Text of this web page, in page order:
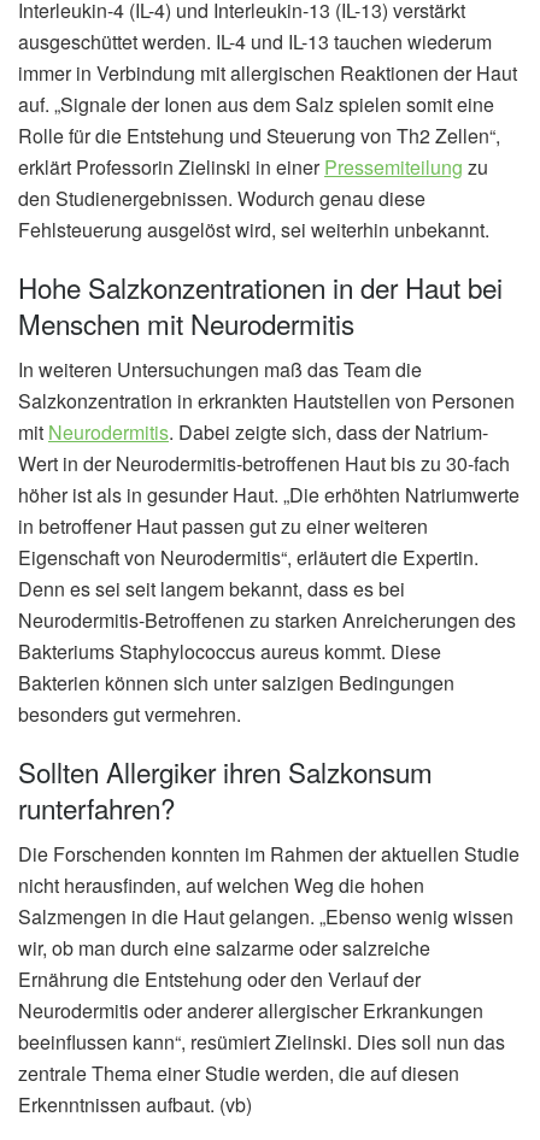
Interleukin-4 (IL-4) und Interleukin-13 (IL-13) verstärkt
ausgeschüttet werden. IL-4 und IL-13 tauchen wiederum
immer in Verbindung mit allergischen Reaktionen der Haut
auf. „Signale der Ionen aus dem Salz spielen somit eine
Rolle für die Entstehung und Steuerung von Th2 Zellen“,
erklärt Professorin Zielinski in einerPressemiteilung zu
den Studienergebnissen. Wodurch genau diese
Fehlsteuerung ausgelöst wird, sei weiterhin unbekannt.
Hohe Salzkonzentrationen in der Haut bei
Menschen mit Neurodermitis
In weiteren Untersuchungen maß das Team die
Salzkonzentration in erkrankten Hautstellen von Personen
mit Neurodermitis. Dabei zeigte sich, dass der Natrium-
Wert in der Neurodermitis-betroffenen Haut bis zu 30-fach
höher ist als in gesunder Haut. „Die erhöhten Natriumwerte
in betroffener Haut passen gut zu einer weiteren
Eigenschaft von Neurodermitis“, erläutert die Expertin.
Denn es sei seit langem bekannt, dass es bei
Neurodermitis-Betroffenen zu starken Anreicherungen des
Bakteriums Staphylococcus aureus kommt. Diese
Bakterien können sich unter salzigen Bedingungen
besonders gut vermehren.
Sollten Allergiker ihren Salzkonsum
runterfahren?
Die Forschenden konnten im Rahmen der aktuellen Studie
nicht herausfinden, auf welchen Weg die hohen
Salzmengen in die Haut gelangen. „Ebenso wenig wissen
wir, ob man durch eine salzarme oder salzreiche
Ernährung die Entstehung oder den Verlauf der
Neurodermitis oder anderer allergischer Erkrankungen
beeinflussen kann“, resümiert Zielinski. Dies soll nun das
zentrale Thema einer Studie werden, die auf diesen
Erkenntnissen aufbaut. (vb)